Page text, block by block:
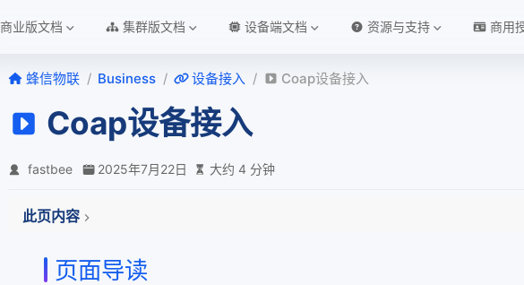
商业版文档 集群版文档 设备端文档 资源与支持 商用
蜂信物联 Business 设备接入 Coap设备接入
Coap设备接入
fastbee 2025年7月22日 大约 4 分钟
此页内容
一、Coap协议设备接入
页面导读